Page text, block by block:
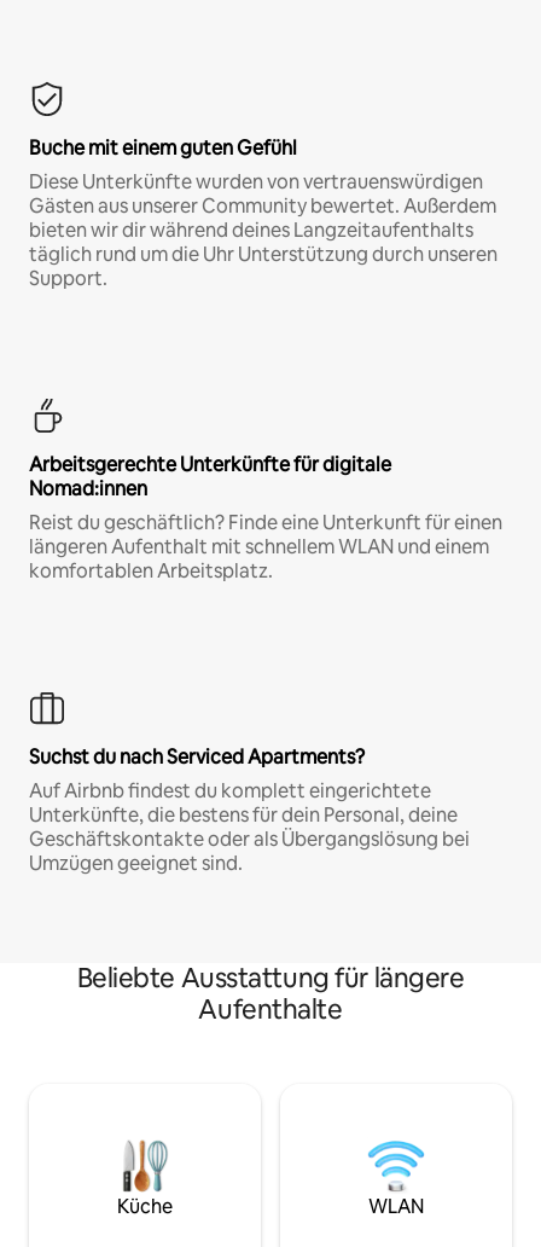
Buche mit einem guten Gefühl
Diese Unterkünfte wurden von vertrauenswürdigen
Gästen aus unserer Community bewertet. Außerdem
bieten wir dir während deines Langzeitaufenthalts
täglich rund um die Uhr Unterstützung durch unseren
Support.
Arbeitsgerechte Unterkünfte für digitale
Nomad:innen
Reist du geschäftlich? Finde eine Unterkunft für einen
längeren Aufenthalt mit schnellem WLAN und einem
komfortablen Arbeitsplatz.
Suchst du nach Serviced Apartments?
Auf Airbnb findest du komplett eingerichtete
Unterkünfte, die bestens für dein Personal, deine
Geschäftskontakte oder als Übergangslösung bei
Umzügen geeignet sind.
Beliebte Ausstattung für längere
Aufenthalte
Küche WLAN